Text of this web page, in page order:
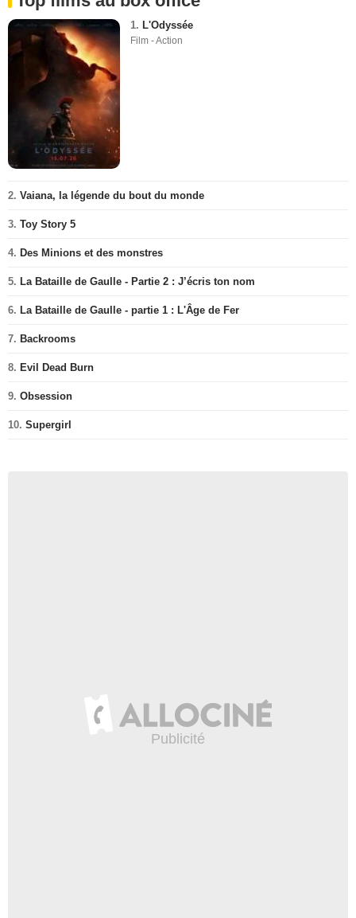
1. L'Odyssée
Film - Action
2. Vaiana, la légende du bout du monde
3. Toy Story 5
4. Des Minions et des monstres
5. La Bataille de Gaulle - Partie 2 : J’écris ton nom
6. La Bataille de Gaulle - partie 1 : L'Âge de Fer
7. Backrooms
8. Evil Dead Burn
9. Obsession
10. Supergirl